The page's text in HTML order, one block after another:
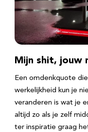
Mijn shit, jouw
Een omdenkquote
werkelijkheid kun je
veranderen is wat je
altijd zo als je zelf
ter inspiratie graag